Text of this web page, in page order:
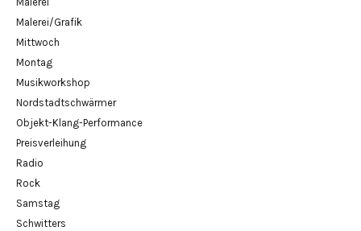
Malerei/Grafik
Mittwoch
Montag
Musikworkshop
Nordstadtschwärmer
Objekt-Klang-Performance
Preisverleihung
Radio
Rock
Samstag
Schwitters